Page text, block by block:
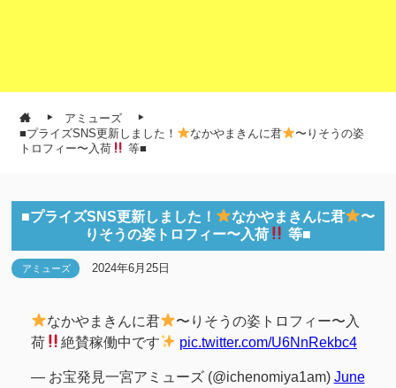
アミューズ
■プライズSNS更新しました！
なかやまきんに君
〜りそうの姿
トロフィー〜入荷
等■
■プライズSNS更新しました！ なかやまきんに君
〜
りそうの姿トロフィー〜入荷
等■
アミューズ 2024年6月25日
なかやまきんに君
〜りそうの姿トロフィー〜入
荷
絶賛稼働中です pic.twitter.com/U6NnRekbc4
— お宝発見一宮アミューズ (@ichenomiya1am) June